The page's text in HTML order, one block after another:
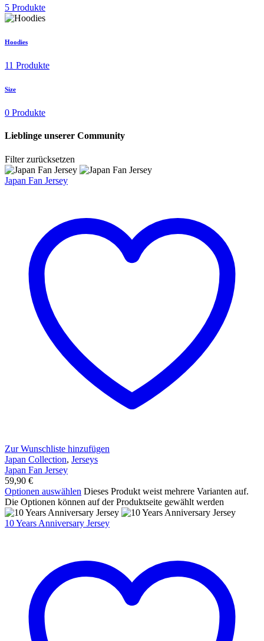
5 Produkte
Hoodies
11 Produkte
Size
0 Produkte
Lieblinge unserer Community
Filter zurücksetzen
Japan Fan Jersey
Zur Wunschliste hinzufügen
Japan Collection, Jerseys
Japan Fan Jersey
59,90 €
Optionen auswählen Dieses Produkt weist mehrere Varianten auf.
Die Optionen können auf der Produktseite gewählt werden
10 Years Anniversary Jersey